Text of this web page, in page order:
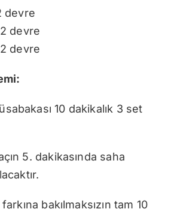
devre
devre
devre
10 dakikalık 3 set
5. dakikasında saha
bakılmaksızın tam 10